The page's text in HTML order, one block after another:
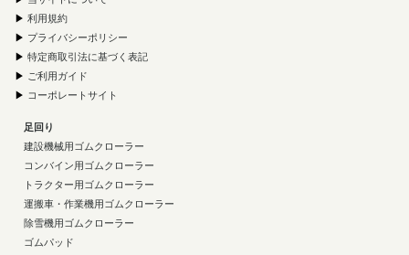
▶ 利用規約
▶ プライバシーポリシー
▶ 特定商取引法に基づく表記
▶ ご利用ガイド
▶ コーポレートサイト
足回り
建設機械用ゴムクローラー
コンバイン用ゴムクローラー
トラクター用ゴムクローラー
運搬車・作業機用ゴムクローラー
除雪機用ゴムクローラー
ゴムパッド